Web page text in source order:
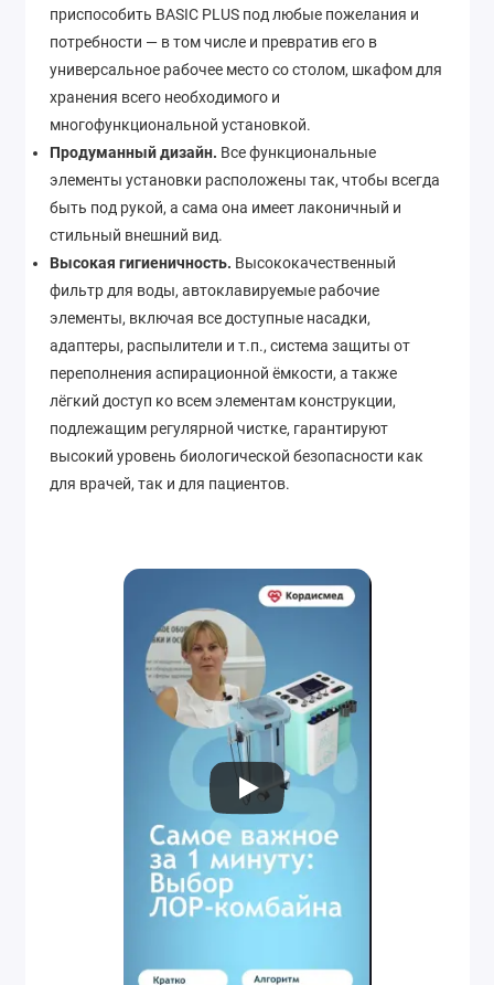
приспособить BASIC PLUS под любые пожелания и
потребности — в том числе и превратив его в
универсальное рабочее место со столом, шкафом для
хранения всего необходимого и
многофункциональной установкой.
Продуманный дизайн. Все функциональные
элементы установки расположены так, чтобы всегда
быть под рукой, а сама она имеет лаконичный и
стильный внешний вид.
Высокая гигиеничность. Высококачественный
фильтр для воды, автоклавируемые рабочие
элементы, включая все доступные насадки,
адаптеры, распылители и т.п., система защиты от
переполнения аспирационной ёмкости, а также
лёгкий доступ ко всем элементам конструкции,
подлежащим регулярной чистке, гарантируют
высокий уровень биологической безопасности как
для врачей, так и для пациентов.